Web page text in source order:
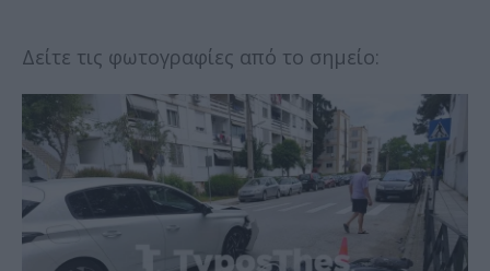
Δείτε τις φωτογραφίες από το σημείο: